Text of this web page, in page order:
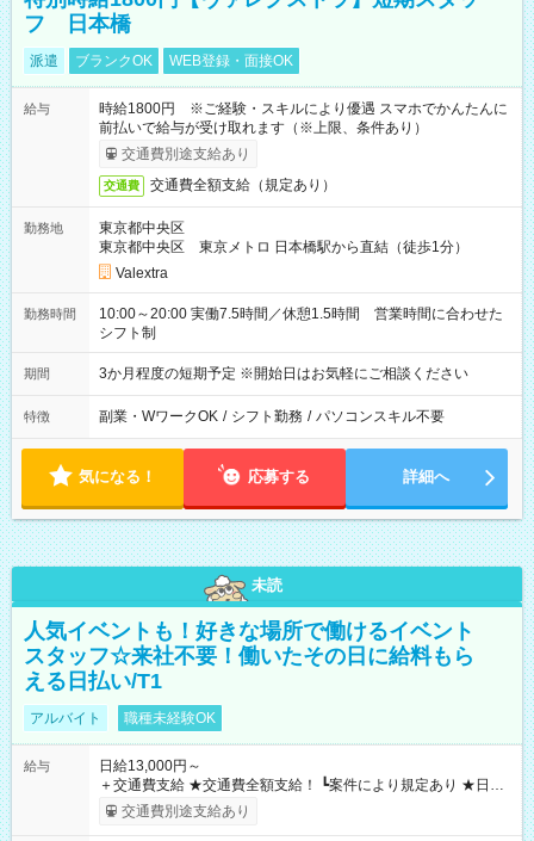
フ 日本橋
派遣 ブランクOK WEB登録・面接OK
給与
時給1800円 ※ご経験・スキルにより優遇 スマホでかんたんに
前払いで給与が受け取れます（※上限、条件あり）
交通費別途支給あり
交通費 交通費全額支給（規定あり）
勤務地
東京都中央区
東京都中央区 東京メトロ 日本橋駅から直結（徒歩1分）
Valextra
勤務時間
10:00～20:00 実働7.5時間／休憩1.5時間 営業時間に合わせた
シフト制
期間 3か月程度の短期予定 ※開始日はお気軽にご相談ください
特徴 副業・WワークOK / シフト勤務 / パソコンスキル不要
気になる！ 応募する 詳細へ
未読
人気イベントも！好きな場所で働けるイベント
スタッフ☆来社不要！働いたその日に給料もら
える日払い/T1
アルバイト 職種未経験OK
給与
日給13,000円～
＋交通費支給 ★交通費全額支給！ ┗案件により規定あり ★日払
いOK！（規定あり） ┗働いたその日に現金GET♪ お仕事後はコ
ンビニATMから 日払い分を引き落とせます！ 【試用期間】試
交通費別途支給あり